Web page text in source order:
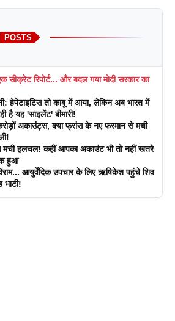
POSTS
सीक्रेट रिपोर्ट... और बदल गया मोदी सरकार का
हेपेटाइटिस तो काबू में आया, लेकिन अब भारत में
है यह 'साइलेंट' बीमारी!
अकाउंट्स, क्या फ्रांस के नए फरमान से मची
हलचल! कहीं आपका अकाउंट भी तो नहीं खतरे
हुआ
आयुर्वेदिक उपचार के लिए ऋषिकेश पहुंचे शिव
भाटी!